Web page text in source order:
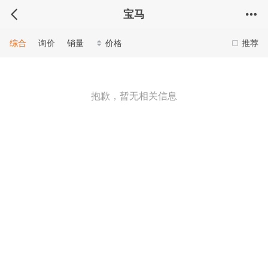
宝马
推荐
综合 询价 销量 价格
抱歉，暂无相关信息